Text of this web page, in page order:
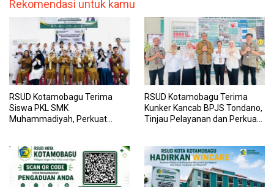
Rekomendasi untuk kamu
RSUD Kotamobagu Terima
Siswa PKL SMK
Muhammadiyah, Perkuat
RSUD Kotamobagu Terima
Kunker Kancab BPJS Tondano,
Tinjau Pelayanan dan Perkuat